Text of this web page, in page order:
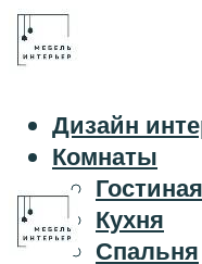
Дизайн
Комнаты
Гостиная
Кухня
Спальня